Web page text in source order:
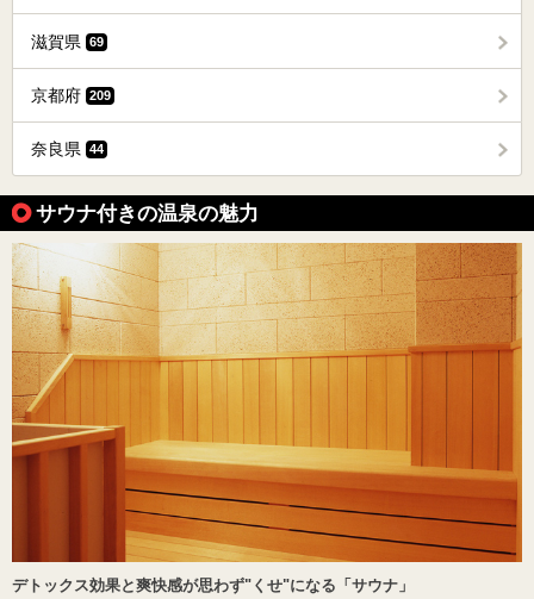
滋賀県 69
京都府 209
奈良県 44
サウナ付きの温泉の魅力
デトックス効果と爽快感が思わず"くせ"になる「サウナ」